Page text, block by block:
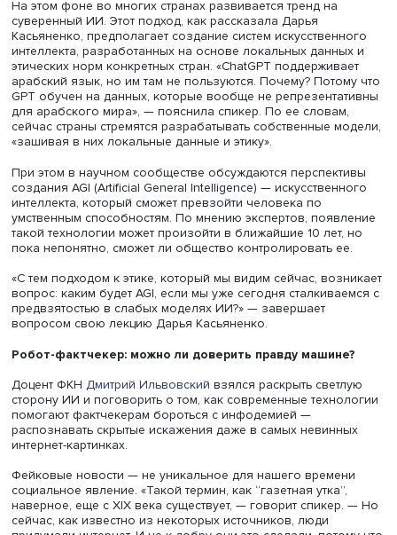
предвзятость данных и экологические издержки их
использования. Несмотря на то что специалисты
Массачусетского технологического института признали
корректной, руководство Google решило, что она «не
соответствует научным стандартам».
Похожая ситуация произошла и в других компаниях. В
Microsoft была расформирована вся команда,
этикой ИИ, а в Meta (признана в России экстремистской
организацией и запрещена) распустили команду из 20
инженеров, работавших над этими вопросами. Вместо
усиления контроля за разработкой ИИ многие
сокращают специалистов, ответственных за этическое
сопровождение данных технологий.
Весной 2024 года об уходе из OpenAI (разработчик
ChatGPT) также объявил научный руководитель
Илья Суцкевер. Это произошло на фоне его
ИИ и не будет ли он угрожать человеку.
На этом фоне во многих странах развивается тренд на
суверенный ИИ. Этот подход, как рассказала Дарья
Касьяненко, предполагает создание систем
интеллекта, разработанных на основе локальных
этических норм конкретных стран. «ChatGPT
арабский язык, но им там не пользуются. Почему?
GPT обучен на данных, которые вообще не
для арабского мира», — пояснила спикер. По ее